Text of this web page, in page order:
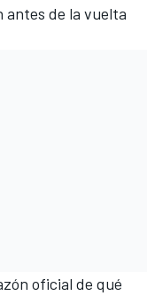
antes de la vuelta
oficial de qué